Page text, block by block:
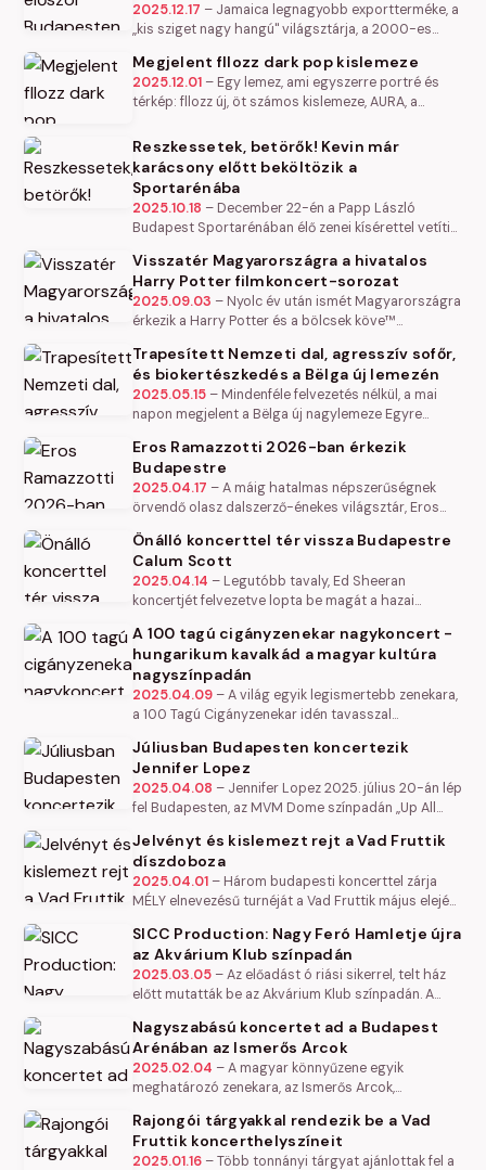
2025.12.17 – Jamaica legnagyobb exportterméke, a
„kis sziget nagy hangú" világsztárja, a 2000-es
először látható Budapesten.…
Megjelent fllozz dark pop kislemeze
2025.12.01 – Egy lemez, ami egyszerre portré és
térkép: fllozz új, öt számos kislemeze, AURA, a
határán mozog. A dalok…
Reszkessetek, betörők! Kevin már
karácsony előtt beköltözik a
Sportarénába
2025.10.18 – December 22-én a Papp László
Budapest Sportarénában élő zenei kísérettel vetítik
betörők!-et. John Williams…
Visszatér Magyarországra a hivatalos
Harry Potter filmkoncert-sorozat
2025.09.03 – Nyolc év után ismét Magyarországra
érkezik a Harry Potter és a bölcsek köve™
előadásában, Ernst van Tiel…
Trapesített Nemzeti dal, agresszív sofőr,
és biokertészkedés a Bëlga új lemezén
2025.05.15 – Mindenféle felvezetés nélkül, a mai
napon megjelent a Bëlga új nagylemeze Egyre
szerint is triviálisan…
Eros Ramazzotti 2026-ban érkezik
Budapestre
2025.04.17 –A máig hatalmas népszerűségnek
örvendő olasz dalszerző-énekes világsztár, Eros
az Una Storia Importante…
Önálló koncerttel tér vissza Budapestre
Calum Scott
2025.04.14 – Legutóbb tavaly, Ed Sheeran
koncertjét felvezetve lopta be magát a hazai
érkezik Budapestre Calum Scott október…
A 100 tagú cigányzenekar nagykoncert -
hungarikum kavalkád a magyar kultúra
nagyszínpadán
2025.04.09 –A világ egyik legismertebb zenekara,
a 100 Tagú Cigányzenekar idén tavasszal
színpadára. Április 20-án az MVM…
Júliusban Budapesten koncertezik
Jennifer Lopez
2025.04.08 – Jennifer Lopez 2025. július 20-án lép
fel Budapesten, az MVM Dome színpadán „Up All
keretében. A világsztár több év…
Jelvényt és kislemezt rejt a Vad Fruttik
díszdoboza
2025.04.01 – Három budapesti koncerttel zárja
MÉLY elnevezésű turnéját a Vad Fruttik május elején.
műsorhoz a rajongóktól…
SICC Production: Nagy Feró Hamletje újra
az Akvárium Klub színpadán
2025.03.05 –Az előadást ó riási sikerrel, telt ház
előtt mutatták be az Akvárium Klub színpadán. A
szín é szeib ől formál…
Nagyszabású koncertet ad a Budapest
Arénában az Ismerős Arcok
2025.02.04 –A magyar könnyűzene egyik
meghatározó zenekara, az Ismerős Arcok,
Budapest Sportarénában. Az esemény, amely 2026.
…
Rajongói tárgyakkal rendezik be a Vad
Fruttik koncerthelyszíneit
2025.01.16 –Több tonnányi tárgyat ajánlottak fel a